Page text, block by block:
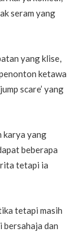
seram yang
yang klise,
ketawa
scare’ yang
karya yang
beberapa
tetapi ia
tetapi masih
bersahaja dan